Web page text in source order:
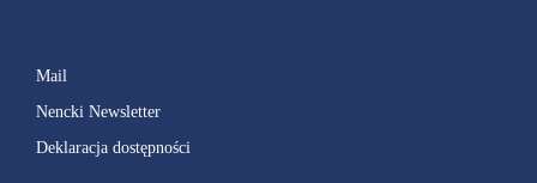
Mail
Nencki Newsletter
Deklaracja dostępności